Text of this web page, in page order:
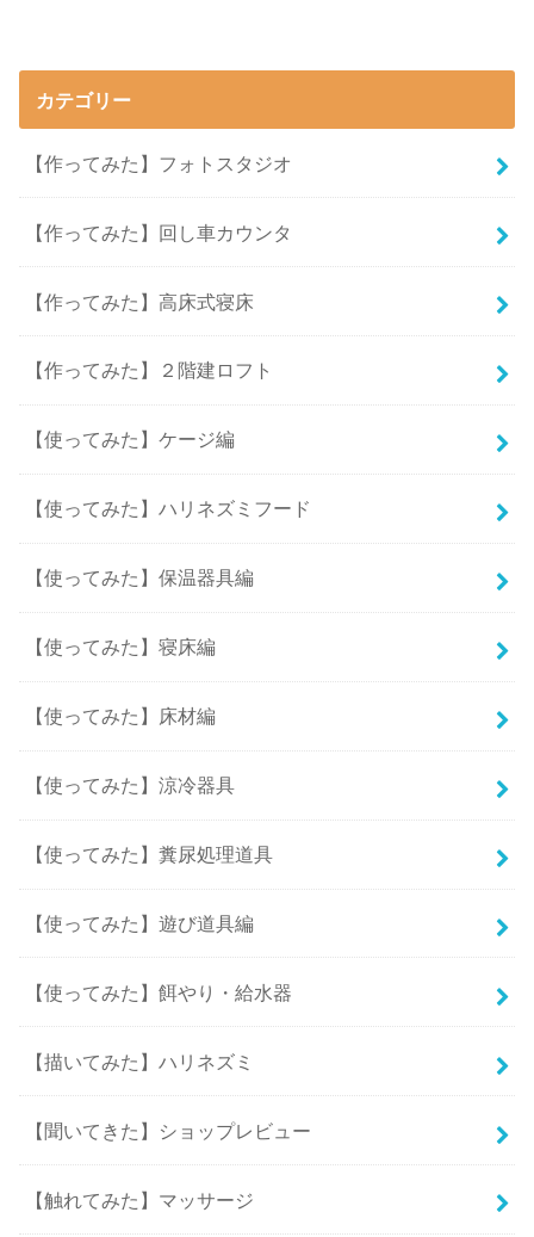
カテゴリー
【作ってみた】フォトスタジオ
【作ってみた】回し車カウンタ
【作ってみた】高床式寝床
【作ってみた】２階建ロフト
【使ってみた】ケージ編
【使ってみた】ハリネズミフード
【使ってみた】保温器具編
【使ってみた】寝床編
【使ってみた】床材編
【使ってみた】涼冷器具
【使ってみた】糞尿処理道具
【使ってみた】遊び道具編
【使ってみた】餌やり・給水器
【描いてみた】ハリネズミ
【聞いてきた】ショップレビュー
【触れてみた】マッサージ